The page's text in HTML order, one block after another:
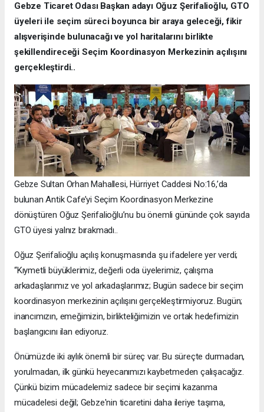
Gebze Ticaret Odası Başkan adayı Oğuz Şerifalioğlu, GTO
üyeleri ile seçim süreci boyunca bir araya geleceği, fikir
alışverişinde bulunacağı ve yol haritalarını birlikte
şekillendireceği Seçim Koordinasyon Merkezinin açılışını
gerçekleştirdi..
Gebze Sultan Orhan Mahallesi, Hürriyet Caddesi No:16,’da
bulunan Antik Cafe’yi Seçim Koordinasyon Merkezine
dönüştüren Oğuz Şerifalioğlu’nu bu önemli gününde çok sayıda
GTO üyesi yalnız bırakmadı..
Oğuz Şerifalioğlu açılış konuşmasında şu ifadelere yer verdi;
“Kıymetli büyüklerimiz, değerli oda üyelerimiz, çalışma
arkadaşlarımız ve yol arkadaşlarımız; Bugün sadece bir seçim
koordinasyon merkezinin açılışını gerçekleştirmiyoruz. Bugün;
inancımızın, emeğimizin, birlikteliğimizin ve ortak hedefimizin
başlangıcını ilan ediyoruz.
Önümüzde iki aylık önemli bir süreç var. Bu süreçte durmadan,
yorulmadan, ilk günkü heyecanımızı kaybetmeden çalışacağız.
Çünkü bizim mücadelemiz sadece bir seçimi kazanma
mücadelesi değil; Gebze'nin ticaretini daha ileriye taşıma,